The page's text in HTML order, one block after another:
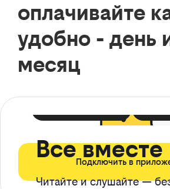
оплачивайте
удобно - день
месяц
Все вместе
Читайте и слушайте —
Подключить в